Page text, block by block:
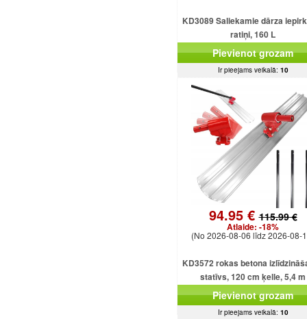
KD3089 Saliekamie dārza
ratiņi, 160 L
Pievienot grozam
Ir pieejams veikalā: 10
94.95 €115.99 €
Atlaide: -18%
(No 2026-08-06 līdz 2026-08-
KD3572 rokas betona
statīvs, 120 cm ķelle, 5,4 m
regulējams kāts
Pievienot grozam
Ir pieejams veikalā: 10